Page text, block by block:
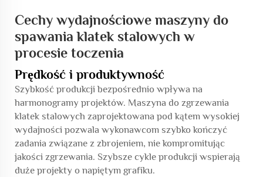
Cechy wydajnościowe maszyny do
spawania klatek stalowych w
procesie toczenia
Prędkość i produktywność
Szybkość produkcji bezpośrednio wpływa na
harmonogramy projektów. Maszyna do zgrzewania
klatek stalowych zaprojektowana pod kątem wysokiej
wydajności pozwala wykonawcom szybko kończyć
zadania związane z zbrojeniem, nie kompromitując
jakości zgrzewania. Szybsze cykle produkcji wspierają
duże projekty o napiętym grafiku.